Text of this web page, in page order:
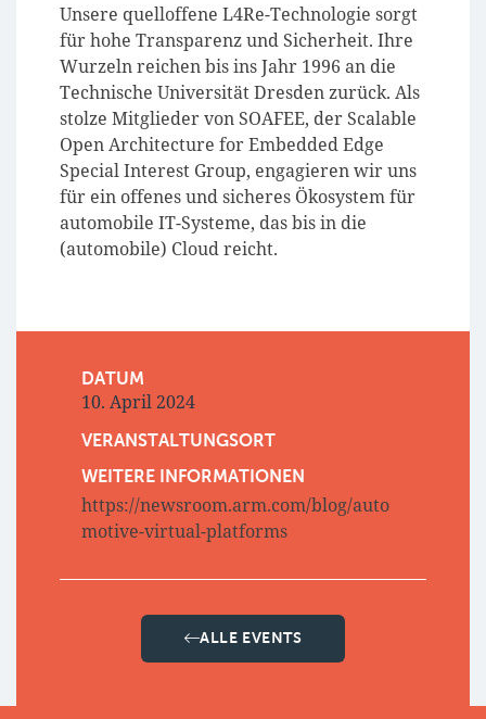
Unsere quelloffene L4Re-Technologie sorgt
für hohe Transparenz und Sicherheit. Ihre
Wurzeln reichen bis ins Jahr 1996 an die
Technische Universität Dresden zurück. Als
stolze Mitglieder von SOAFEE, der Scalable
Open Architecture for Embedded Edge
Special Interest Group, engagieren wir uns
für ein offenes und sicheres Ökosystem für
automobile IT-Systeme, das bis in die
(automobile) Cloud reicht.
DATUM
10. April 2024
VERANSTALTUNGSORT
WEITERE INFORMATIONEN
https://newsroom.arm.com/blog/auto
motive-virtual-platforms
ALLE EVENTS